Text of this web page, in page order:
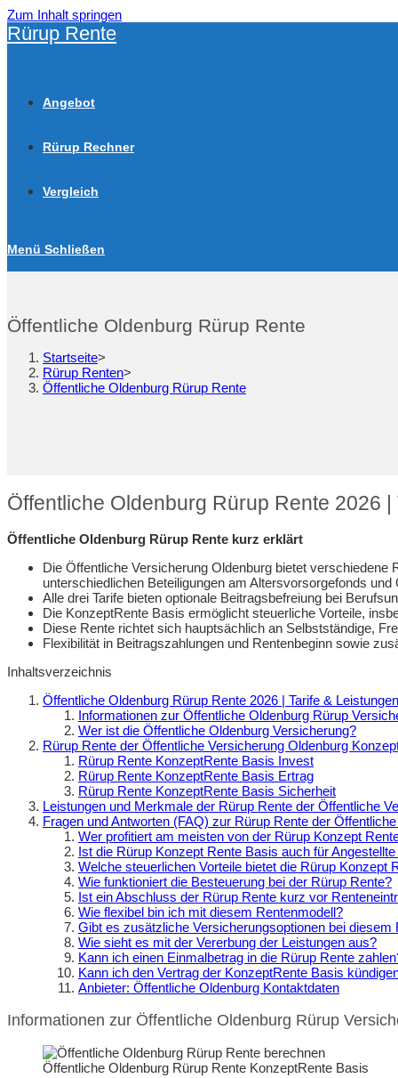
Zum Inhalt springen
Rürup Rente
Angebot
Rürup Rechner
Vergleich
Menü Schließen
Öffentliche Oldenburg Rürup Rente
Startseite>
Rürup Renten>
Öffentliche Oldenburg Rürup Rente
Öffentliche Oldenburg Rürup Rente 2026
Öffentliche Oldenburg Rürup Rente kurz erklärt
Die Öffentliche Versicherung Oldenburg bietet verschiedene
unterschiedlichen Beteiligungen am Altersvorsorgefonds und
Alle drei Tarife bieten optionale Beitragsbefreiung bei
Die KonzeptRente Basis ermöglicht steuerliche Vorteile,
Diese Rente richtet sich hauptsächlich an Selbstständige,
Flexibilität in Beitragszahlungen und Rentenbeginn sowie
Inhaltsverzeichnis
Öffentliche Oldenburg Rürup Rente 2026 | Tarife & Leistungen
Informationen zur Öffentliche Oldenburg Rürup
Wer ist die Öffentliche Oldenburg Versicherung?
Rürup Rente der Öffentliche Versicherung Oldenburg
Rürup Rente KonzeptRente Basis Invest
Rürup Rente KonzeptRente Basis Ertrag
Rürup Rente KonzeptRente Basis Sicherheit
Leistungen und Merkmale der Rürup Rente der Öffentliche
Fragen und Antworten (FAQ) zur Rürup Rente der
Wer profitiert am meisten von der Rürup Konzept
Ist die Rürup Konzept Rente Basis auch für
Welche steuerlichen Vorteile bietet die Rürup Konzept
Wie funktioniert die Besteuerung bei der Rürup Rente?
Ist ein Abschluss der Rürup Rente kurz vor
Wie flexibel bin ich mit diesem Rentenmodell?
Gibt es zusätzliche Versicherungsoptionen bei diesem
Wie sieht es mit der Vererbung der Leistungen aus?
Kann ich einen Einmalbetrag in die Rürup Rente
Kann ich den Vertrag der KonzeptRente Basis
Anbieter: Öffentliche Oldenburg Kontaktdaten
Informationen zur Öffentliche Oldenburg Rürup
Öffentliche Oldenburg Rürup Rente Konzept­Rente Basis